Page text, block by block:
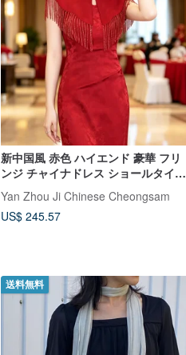
新中国風 赤色 ハイエンド 豪華 フリ
ンジ チャイナドレス ショールタイプ
披露宴ドレス 新婦 結婚式 ウェディ
ングドレス
Yan Zhou Ji Chinese Cheongsam
US$ 245.57
送料無料